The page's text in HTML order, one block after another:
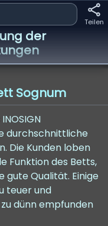
Teilen
der
Sognum
durchschnittliche
Die Kunden loben
Funktion des Betts,
gute Qualität. Einige
teuer und
dünn empfunden